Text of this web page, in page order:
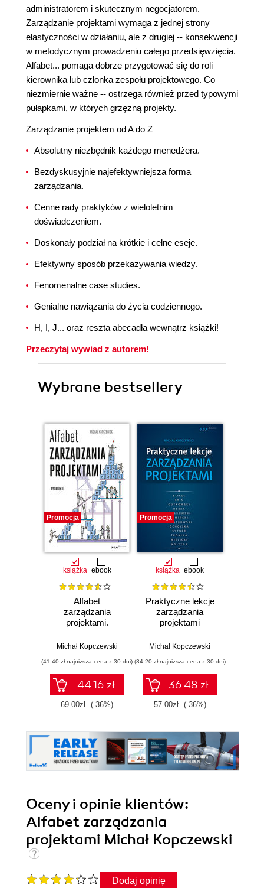
administratorem i skutecznym negocjatorem.
Zarządzanie projektami wymaga z jednej strony
elastyczności w działaniu, ale z drugiej -- konsekwencji
w metodycznym prowadzeniu całego przedsięwzięcia.
Alfabet... pomaga dobrze przygotować się do roli
kierownika lub członka zespołu projektowego. Co
niezmiernie ważne -- ostrzega również przed typowymi
pułapkami, w których grzęzną projekty.
Zarządzanie projektem od A do Z
Absolutny niezbędnik każdego menedżera.
Bezdyskusyjnie najefektywniejsza forma
zarządzania.
Cenne rady praktyków z wieloletnim
doświadczeniem.
Doskonały podział na krótkie i celne eseje.
Efektywny sposób przekazywania wiedzy.
Fenomenalne case studies.
Genialne nawiązania do życia codziennego.
H, I, J... oraz reszta abecadła wewnątrz książki!
Przeczytaj wywiad z autorem!
Wybrane bestsellery
Promocja
książka ebook
Alfabet
zarządzania
projektami.
Michał Kopczewski
(41,40 zł najniższa cena z 30 dni)
44.16 zł
69.00zł (-36%)
Promocja
książka ebook
Praktyczne lekcje
zarządzania
projektami
Michał Kopczewski
(34,20 zł najniższa cena z 30 dni)
36.48 zł
57.00zł (-36%)
Oceny i opinie klientów:
Alfabet zarządzania
projektami Michał Kopczewski
Dodaj opinię